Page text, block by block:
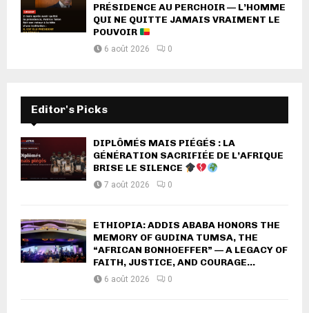
PRÉSIDENCE AU PERCHOIR — L’HOMME
QUI NE QUITTE JAMAIS VRAIMENT LE
POUVOIR
6 août 2026 0
Editor's Picks
DIPLÔMÉS MAIS PIÉGÉS : LA
GÉNÉRATION SACRIFIÉE DE L’AFRIQUE
BRISE LE SILENCE
7 août 2026 0
ETHIOPIA: ADDIS ABABA HONORS THE
MEMORY OF GUDINA TUMSA, THE
“AFRICAN BONHOEFFER” — A LEGACY OF
FAITH, JUSTICE, AND COURAGE...
6 août 2026 0